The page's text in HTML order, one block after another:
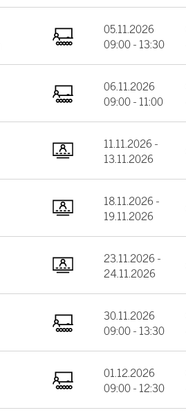
05.11.2026
09:00 - 13:30
06.11.2026
09:00 - 11:00
11.11.2026 -
13.11.2026
18.11.2026 -
19.11.2026
23.11.2026 -
24.11.2026
30.11.2026
09:00 - 13:30
01.12.2026
09:00 - 12:30